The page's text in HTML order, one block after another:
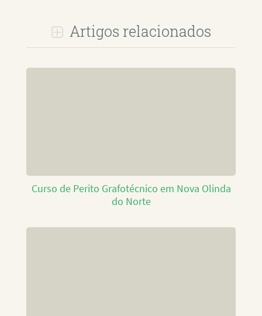
Artigos relacionados
Curso de Perito Grafotécnico em Nova Olinda
do Norte